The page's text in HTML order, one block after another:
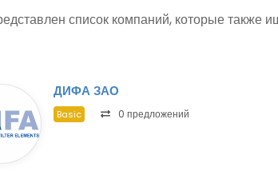
список компаний, которые также
ДИФА ЗАО
Basic 0 предложений